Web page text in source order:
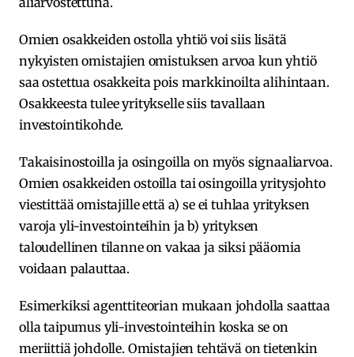
Omien osakkeiden ostolla yhtiö voi siis lisätä
nykyisten omistajien omistuksen arvoa kun yhtiö
saa ostettua osakkeita pois markkinoilta alihintaan.
Osakkeesta tulee yritykselle siis tavallaan
investointikohde.
Takaisinostoilla ja osingoilla on myös signaaliarvoa.
Omien osakkeiden ostoilla tai osingoilla yritysjohto
viestittää omistajille että a) se ei tuhlaa yrityksen
varoja yli-investointeihin ja b) yrityksen
taloudellinen tilanne on vakaa ja siksi pääomia
voidaan palauttaa.
Esimerkiksi agenttiteorian mukaan johdolla saattaa
olla taipumus yli-investointeihin koska se on
meriittiä johdolle. Omistajien tehtävä on tietenkin